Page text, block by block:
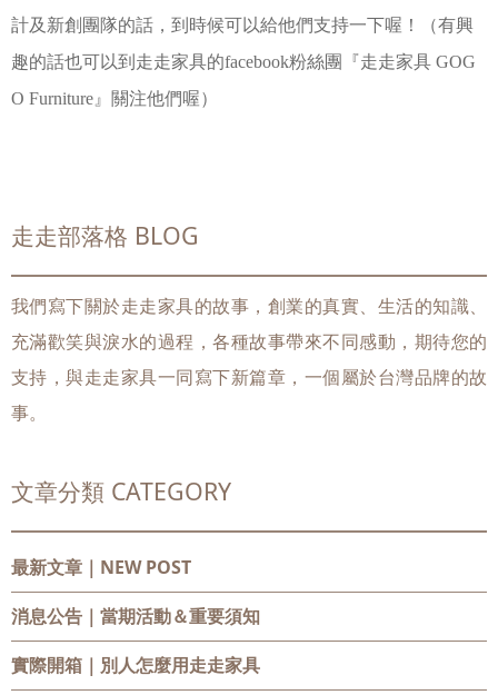
計及新創團隊的話，到時候可以給他們支持一下喔！（有興
趣的話也可以到走走家具的facebook粉絲團『走走家具 GOG
O Furniture』關注他們喔）
走走部落格 BLOG
我們寫下關於走走家具的故事，創業的真實、生活的知識、
充滿歡笑與淚水的過程，各種故事帶來不同感動，期待您的
支持，與走走家具一同寫下新篇章，一個屬於台灣品牌的故
事。
文章分類 CATEGORY
最新文章｜NEW POST
消息公告 ｜當期活動＆重要須知
實際開箱 ｜別人怎麼用走走家具